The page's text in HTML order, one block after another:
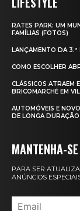
RATES PARK: UM
FAMÍLIAS (FOTOS)
LANÇAMENTO DA 3.ª
COMO ESCOLHER
CLÁSSICOS ATRAEM
BRICOMARCHÉ EM
AUTOMÓVEIS E
DE LONGA
MANTENHA-
PARA SER
ANÚNCIOS